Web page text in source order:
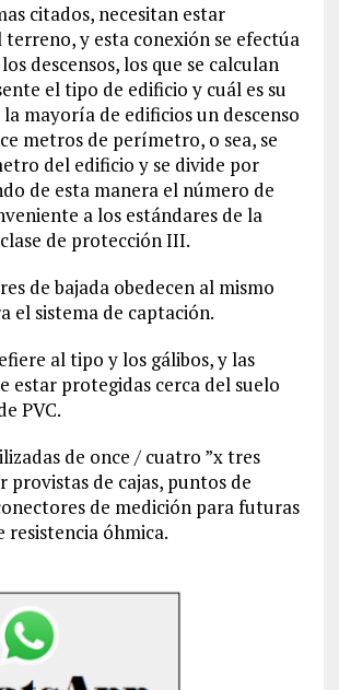
citados, necesitan estar
terreno, y esta conexión se efectúa
descensos, los que se calculan
el tipo de edificio y cuál es su
mayoría de edificios un descenso
metros de perímetro, o sea, se
del edificio y se divide por
de esta manera el número de
a los estándares de la
de protección III.
de bajada obedecen al mismo
el sistema de captación.
al tipo y los gálibos, y las
estar protegidas cerca del suelo
PVC.
de once / cuatro ”x tres
provistas de cajas, puntos de
de medición para futuras
resistencia óhmica.